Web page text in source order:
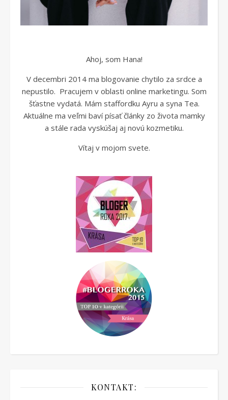
Ahoj, som Hana!
V decembri 2014 ma blogovanie chytilo za srdce a
nepustilo. Pracujem v oblasti online marketingu. Som
šťastne vydatá. Mám staffordku Ayru a syna Tea.
Aktuálne ma veľmi baví písať články zo života mamky
a stále rada vyskúšaj aj novú kozmetiku.
Vítaj v mojom svete.
KONTAKT: